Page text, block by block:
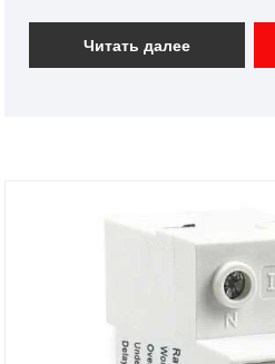
лучшее
своевременную
группы для контроля
Читать далее